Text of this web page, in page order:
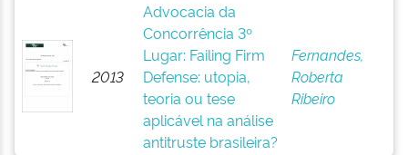
2013
Advocacia da
Concorrência 3º
Lugar: Failing Firm
Defense: utopia,
teoria ou tese
aplicável na análise
antitruste brasileira?
Fernandes,
Roberta
Ribeiro